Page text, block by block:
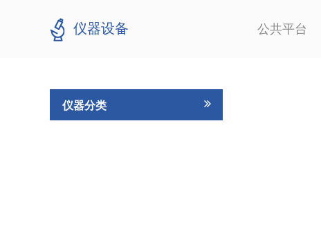
仪器设备 公共平台
仪器分类